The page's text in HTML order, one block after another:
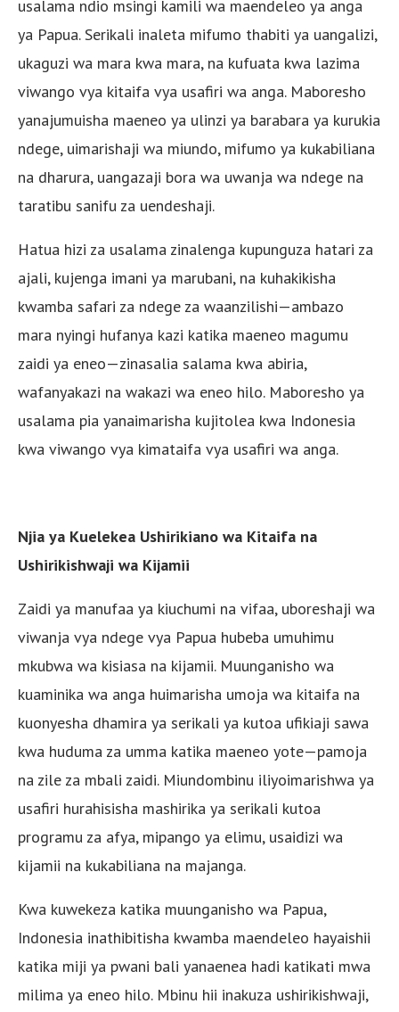
usalama ndio msingi kamili wa maendeleo ya anga
ya Papua. Serikali inaleta mifumo thabiti ya uangalizi,
ukaguzi wa mara kwa mara, na kufuata kwa lazima
viwango vya kitaifa vya usafiri wa anga. Maboresho
yanajumuisha maeneo ya ulinzi ya barabara ya kurukia
ndege, uimarishaji wa miundo, mifumo ya kukabiliana
na dharura, uangazaji bora wa uwanja wa ndege na
taratibu sanifu za uendeshaji.
Hatua hizi za usalama zinalenga kupunguza hatari za
ajali, kujenga imani ya marubani, na kuhakikisha
kwamba safari za ndege za waanzilishi—ambazo
mara nyingi hufanya kazi katika maeneo magumu
zaidi ya eneo—zinasalia salama kwa abiria,
wafanyakazi na wakazi wa eneo hilo. Maboresho ya
usalama pia yanaimarisha kujitolea kwa Indonesia
kwa viwango vya kimataifa vya usafiri wa anga.
Njia ya Kuelekea Ushirikiano wa Kitaifa na
Ushirikishwaji wa Kijamii
Zaidi ya manufaa ya kiuchumi na vifaa, uboreshaji wa
viwanja vya ndege vya Papua hubeba umuhimu
mkubwa wa kisiasa na kijamii. Muunganisho wa
kuaminika wa anga huimarisha umoja wa kitaifa na
kuonyesha dhamira ya serikali ya kutoa ufikiaji sawa
kwa huduma za umma katika maeneo yote—pamoja
na zile za mbali zaidi. Miundombinu iliyoimarishwa ya
usafiri hurahisisha mashirika ya serikali kutoa
programu za afya, mipango ya elimu, usaidizi wa
kijamii na kukabiliana na majanga.
Kwa kuwekeza katika muunganisho wa Papua,
Indonesia inathibitisha kwamba maendeleo hayaishii
katika miji ya pwani bali yanaenea hadi katikati mwa
milima ya eneo hilo. Mbinu hii inakuza ushirikishwaji,